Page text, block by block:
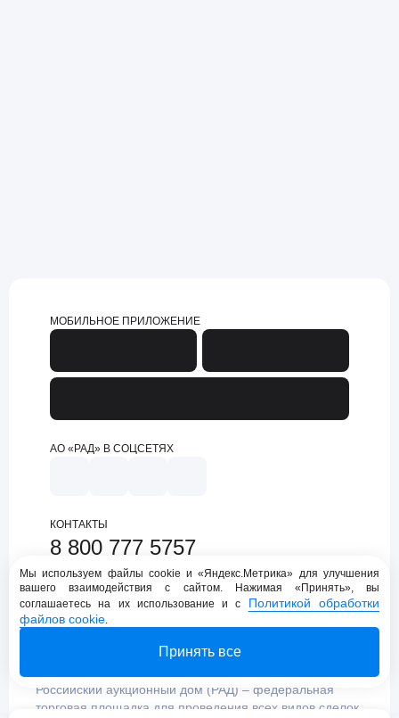
МОБИЛЬНОЕ ПРИЛОЖЕНИЕ
АО «РАД» В СОЦСЕТЯХ
КОНТАКТЫ
8 800 777 5757
support@lot-online.ru
Техническая поддержка
Российский аукционный дом (РАД) – федеральная
торговая площадка для проведения всех видов сделок
Мы используем файлы cookie и «Яндекс.Метрика» для улучшения
вашего взаимодействия с сайтом. Нажимая «Принять», вы
соглашаетесь на их использование и с Политикой обработки
файлов cookie.
Принять все